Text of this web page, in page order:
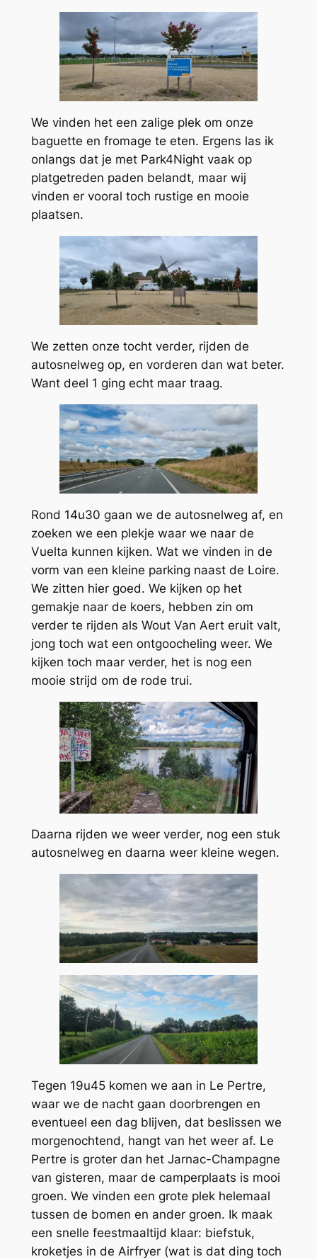
We vinden het een zalige plek om onze
baguette en fromage te eten. Ergens las ik
onlangs dat je met Park4Night vaak op
platgetreden paden belandt, maar wij
vinden er vooral toch rustige en mooie
plaatsen.
We zetten onze tocht verder, rijden de
autosnelweg op, en vorderen dan wat beter.
Want deel 1 ging echt maar traag.
Rond 14u30 gaan we de autosnelweg af, en
zoeken we een plekje waar we naar de
Vuelta kunnen kijken. Wat we vinden in de
vorm van een kleine parking naast de Loire.
We zitten hier goed. We kijken op het
gemakje naar de koers, hebben zin om
verder te rijden als Wout Van Aert eruit valt,
jong toch wat een ontgoocheling weer. We
kijken toch maar verder, het is nog een
mooie strijd om de rode trui.
Daarna rijden we weer verder, nog een stuk
autosnelweg en daarna weer kleine wegen.
Tegen 19u45 komen we aan in Le Pertre,
waar we de nacht gaan doorbrengen en
eventueel een dag blijven, dat beslissen we
morgenochtend, hangt van het weer af. Le
Pertre is groter dan het Jarnac-Champagne
van gisteren, maar de camperplaats is mooi
groen. We vinden een grote plek helemaal
tussen de bomen en ander groen. Ik maak
een snelle feestmaaltijd klaar: biefstuk,
kroketjes in de Airfryer (wat is dat ding toch